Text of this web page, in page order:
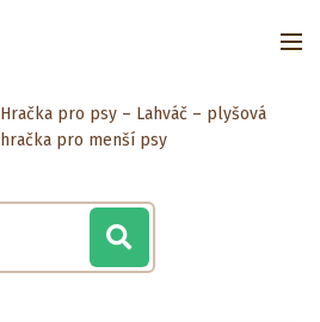
Hračka pro psy – Lahváč – plyšová
hračka pro menší psy